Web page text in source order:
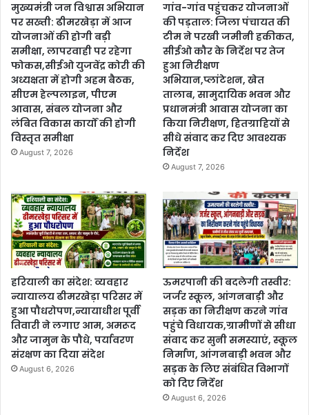
मुख्यमंत्री जन विश्वास अभियान
पर सख्ती: ढीमरखेड़ा में आज
योजनाओं की होगी बड़ी
समीक्षा, लापरवाही पर रहेगा
फोकस,सीईओ युजवेंद्र कोरी की
अध्यक्षता में होगी अहम बैठक,
सीएम हेल्पलाइन, पीएम
आवास, संबल योजना और
लंबित विकास कार्यों की होगी
विस्तृत समीक्षा
August 7, 2026
गांव-गांव पहुंचकर योजनाओं
की पड़ताल: जिला पंचायत की
टीम ने परखी जमीनी हकीकत,
सीईओ कौर के निर्देश पर तेज
हुआ निरीक्षण
अभियान,प्लांटेशन, खेत
तालाब, सामुदायिक भवन और
प्रधानमंत्री आवास योजना का
किया निरीक्षण, हितग्राहियों से
सीधे संवाद कर दिए आवश्यक
निर्देश
August 7, 2026
हरियाली का संदेश: व्यवहार
न्यायालय ढीमरखेड़ा परिसर में
हुआ पौधरोपण,न्यायाधीश पूर्वी
तिवारी ने लगाए आम, अमरूद
और जामुन के पौधे, पर्यावरण
संरक्षण का दिया संदेश
August 6, 2026
ऊमरपानी की बदलेगी तस्वीर:
जर्जर स्कूल, आंगनबाड़ी और
सड़क का निरीक्षण करने गांव
पहुंचे विधायक,ग्रामीणों से सीधा
संवाद कर सुनी समस्याएं, स्कूल
निर्माण, आंगनबाड़ी भवन और
सड़क के लिए संबंधित विभागों
को दिए निर्देश
August 6, 2026